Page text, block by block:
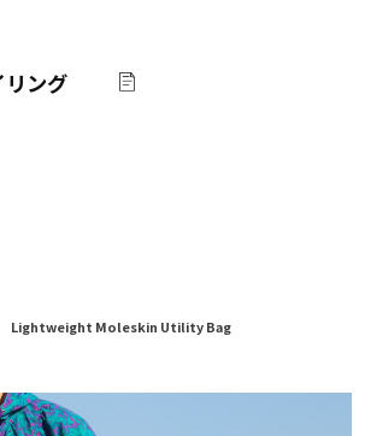
リング
Lightweight Moleskin Utility Bag